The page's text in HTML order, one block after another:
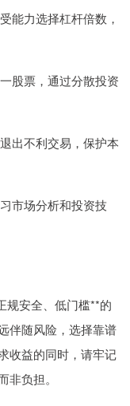
能力选择杠杆倍数，
股票，通过分散投资
出不利交易，保护本
市场分析和投资技
规安全、低门槛**的
伴随风险，选择靠谱
收益的同时，请牢记
负担。